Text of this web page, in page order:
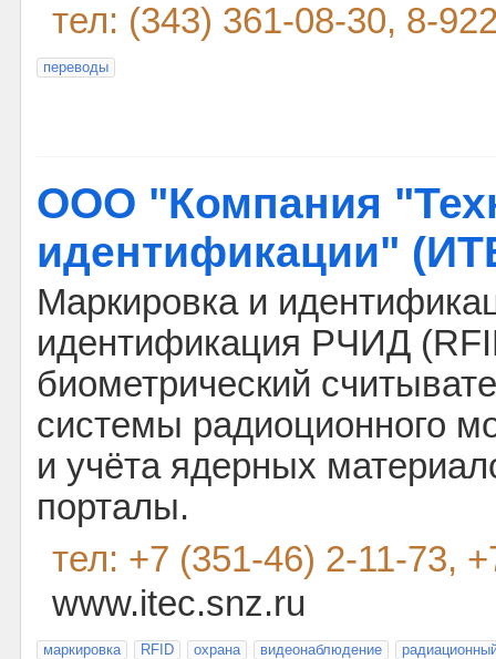
тел: (343) 361-08-30, 8-
переводы
ООО "Компания
идентификации"
Маркировка и
идентификация РЧИД
биометрический
системы радиоционного
и учёта ядерных
порталы.
тел: +7 (351-46) 2-11-73,
www.itec.snz.ru
маркировка RFID охрана видеонаблюдение